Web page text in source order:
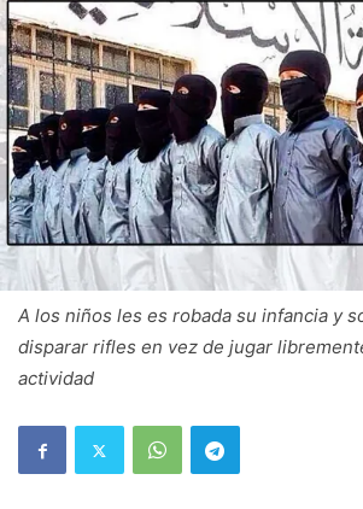
A los niños les es robada su infancia y
disparar rifles en vez de jugar
actividad